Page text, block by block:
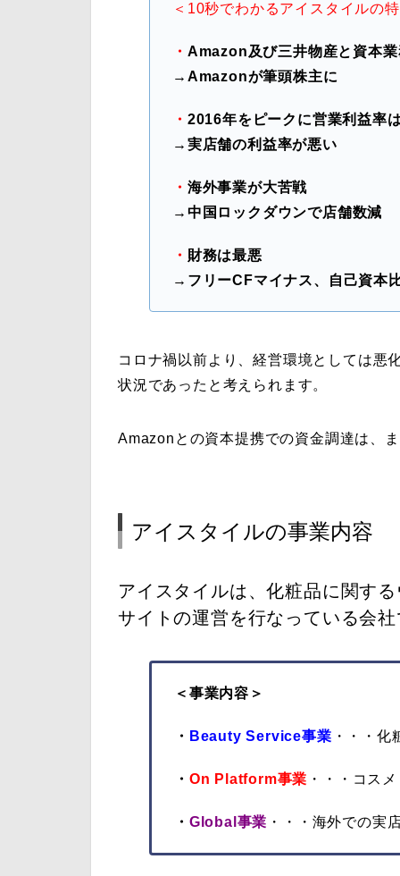
＜10秒でわかるアイスタイルの
・ Amazon及び三井物産と資本
→Amazonが筆頭株主に
・ 2016年をピークに営業利益率
→実店舗の利益率が悪い
・ 海外事業が大苦戦
→中国ロックダウンで店舗数減
・ 財務は最悪
→フリーCFマイナス、自己資本
コロナ禍以前より、経営環境としては悪
状況であったと考えられます。
Amazonとの資本提携での資金調達は、
アイスタイルの事業内容
アイスタイルは、化粧品に関す
サイトの運営を行なっている会
＜事業内容＞
・ Beauty Service事業 ・・・
・ On Platform事業 ・・・コス
・ Global事業 ・・・海外での実